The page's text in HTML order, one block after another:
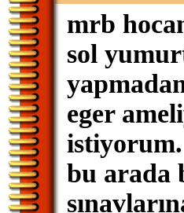
mrb
sol
eger
istiyorum.
bu arada